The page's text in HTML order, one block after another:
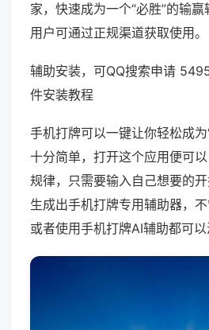
家，快速成为一个“必胜”的输
用户可通过正规渠道获取使用。
辅助安装，可QQ搜索申请
件安装教程
手机打牌可以一键让你轻松成
十分简单，打开这个应用便可
规律，只需要输入自己想要的
生成出手机打牌专用辅助器，
或者使用手机打牌AI辅助都可以